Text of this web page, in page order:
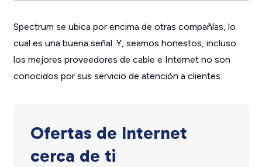
Spectrum se ubica por encima de otras compañías, lo
cual es una buena señal. Y, seamos honestos, incluso
los mejores proveedores de cable e Internet no son
conocidos por sus servicio de atención a clientes.
Ofertas de Internet
cerca de ti